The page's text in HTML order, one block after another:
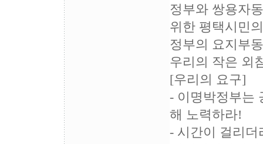
정부와 쌍용자
위한 평택시민
정부의 요지부
우리의 작은 외
[우리의 요구]
- 이명박정부는
해 노력하라!
- 시간이 걸리더